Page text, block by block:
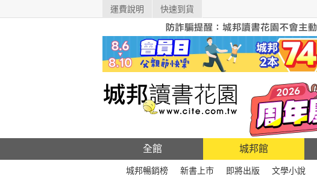
運費說明 快速到貨
全館 城邦館
城邦暢銷榜 新書上市 即將出版 文學小說